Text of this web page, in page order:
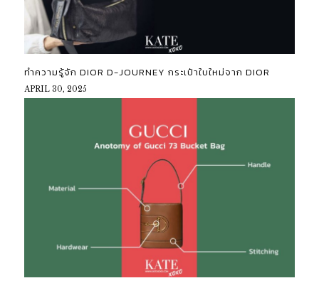
ทำความรู้จัก DIOR D-JOURNEY กระเป๋าใบใหม่จาก DIOR
APRIL 30, 2025